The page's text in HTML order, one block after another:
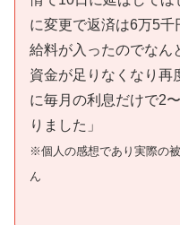
に変更で返済は6万5千
給料が入ったのでなん
資金が足りなくなり再
に毎月の利息だけで2
りました」
※個人の感想であり実際の
ん